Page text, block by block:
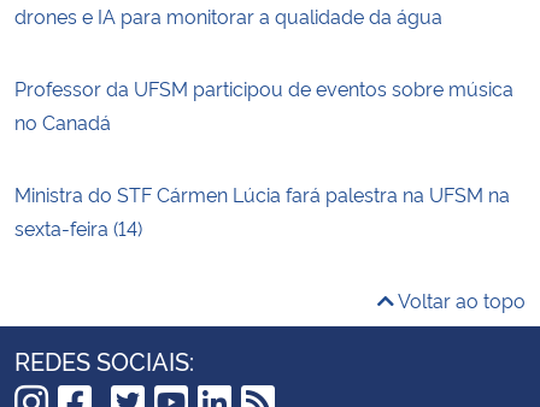
drones e IA para monitorar a qualidade da água
Professor da UFSM participou de eventos sobre música
no Canadá
Ministra do STF Cármen Lúcia fará palestra na UFSM na
sexta-feira (14)
Voltar ao topo
REDES SOCIAIS: